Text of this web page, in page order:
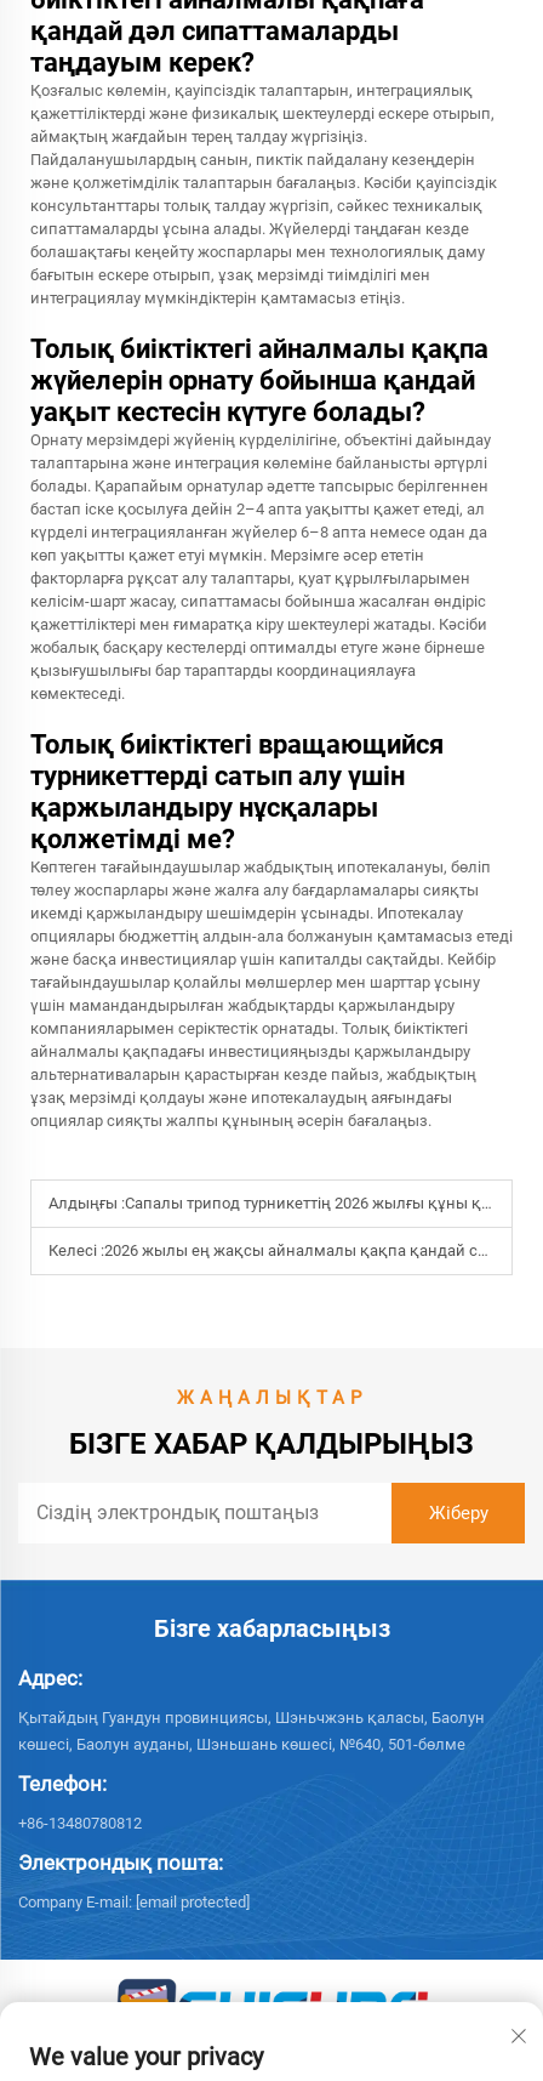
қандай дәл сипаттамаларды
таңдауым керек?
Қозғалыс көлемін, қауіпсіздік талаптарын, интеграциялық
қажеттіліктерді және физикалық шектеулерді ескере отырып,
аймақтың жағдайын терең талдау жүргізіңіз.
Пайдаланушылардың санын, пиктік пайдалану кезеңдерін
және қолжетімділік талаптарын бағалаңыз. Кәсіби қауіпсіздік
консультанттары толық талдау жүргізіп, сәйкес техникалық
сипаттамаларды ұсына алады. Жүйелерді таңдаған кезде
болашақтағы кеңейту жоспарлары мен технологиялық даму
бағытын ескере отырып, ұзақ мерзімді тиімділігі мен
интеграциялау мүмкіндіктерін қамтамасыз етіңіз.
Толық биіктіктегі айналмалы қақпа
жүйелерін орнату бойынша қандай
уақыт кестесін күтуге болады?
Орнату мерзімдері жүйенің күрделілігіне, объектіні дайындау
талаптарына және интеграция көлеміне байланысты әртүрлі
болады. Қарапайым орнатулар әдетте тапсырыс берілгеннен
бастап іске қосылуға дейін 2–4 апта уақытты қажет етеді, ал
күрделі интеграцияланған жүйелер 6–8 апта немесе одан да
көп уақытты қажет етуі мүмкін. Мерзімге әсер ететін
факторларға рұқсат алу талаптары, қуат құрылғыларымен
келісім-шарт жасау, сипаттамасы бойынша жасалған өндіріс
қажеттіліктері мен ғимаратқа кіру шектеулері жатады. Кәсіби
жобалық басқару кестелерді оптималды етуге және бірнеше
қызығушылығы бар тараптарды координациялауға
көмектеседі.
Толық биіктіктегі вращающийся
турникеттерді сатып алу үшін
қаржыландыру нұсқалары
қолжетімді ме?
Көптеген тағайындаушылар жабдықтың ипотекалануы, бөліп
төлеу жоспарлары және жалға алу бағдарламалары сияқты
икемді қаржыландыру шешімдерін ұсынады. Ипотекалау
опциялары бюджеттің алдын-ала болжануын қамтамасыз етеді
және басқа инвестициялар үшін капиталды сақтайды. Кейбір
тағайындаушылар қолайлы мөлшерлер мен шарттар ұсыну
үшін мамандандырылған жабдықтарды қаржыландыру
компанияларымен серіктестік орнатады. Толық биіктіктегі
айналмалы қақпадағы инвестицияңызды қаржыландыру
альтернативаларын қарастырған кезде пайыз, жабдықтың
ұзақ мерзімді қолдауы және ипотекалаудың аяғындағы
опциялар сияқты жалпы құнының әсерін бағалаңыз.
Алдыңғы :Сапалы трипод турникеттің 2026 жылғы құны қанша?
Келесі :2026 жылы ең жақсы айналмалы қақпа қандай сипаттамаларға ие?
ЖАҢАЛЫҚТАР
БІЗГЕ ХАБАР ҚАЛДЫРЫҢЫЗ
Бізге хабарласыңыз
Адрес:
Қытайдың Гуандун провинциясы, Шэньчжэнь қаласы, Баолун
көшесі, Баолун ауданы, Шэньшань көшесі, №640, 501-бөлме
Телефон:
+86-13480780812
Электрондық пошта:
Company E-mail: [email protected]
© 2026 «Чисун Интеллидженс Текнолоджи (Шэньчжэнь) Ко.,
We value your privacy